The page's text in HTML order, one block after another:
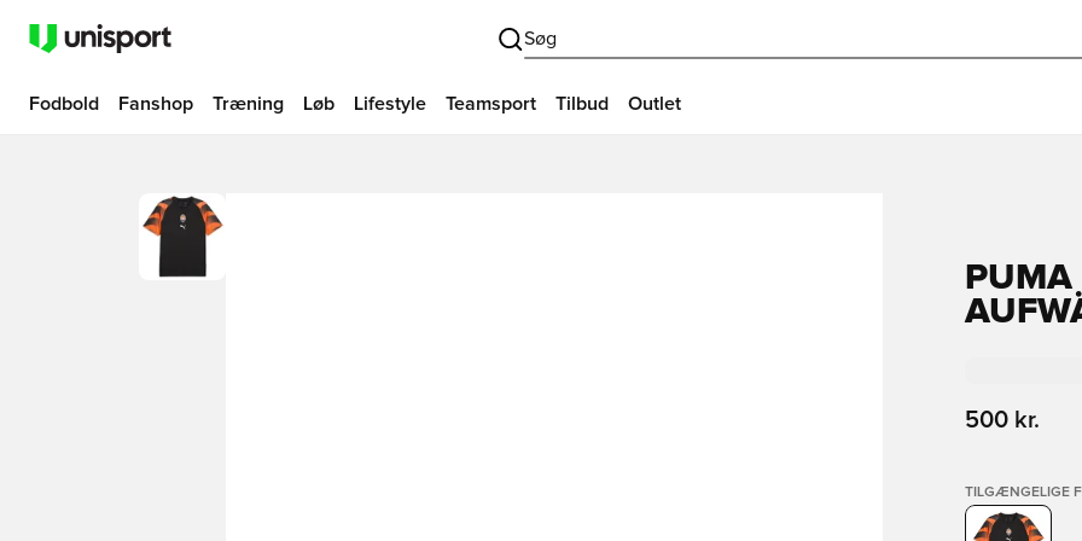
Søg
Fodbold Fanshop Træning Løb Lifestyle Teamsport Tilbud Outlet
500 kr.
TILGÆNGELIGE